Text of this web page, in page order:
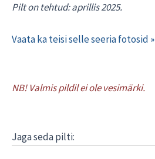
Pilt on tehtud: aprillis 2025.
Vaata ka teisi selle seeria fotosid »
NB! Valmis pildil ei ole vesimärki.
Jaga seda pilti: